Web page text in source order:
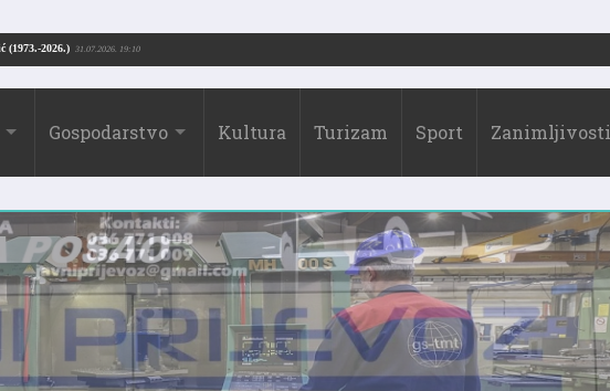
Drago Borić (1973.-2026.) 31.07.2026. 19:10
Gospodarstvo Kultura Turizam Sport Zanimljivosti